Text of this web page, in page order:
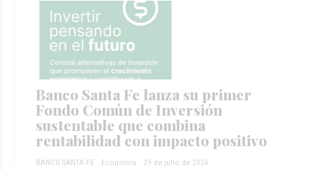
Banco Santa Fe lanza su primer
Fondo Común de Inversión
sustentable que combina
rentabilidad con impacto positivo
BANCO SANTA FE Economía 29 de julio de 2026